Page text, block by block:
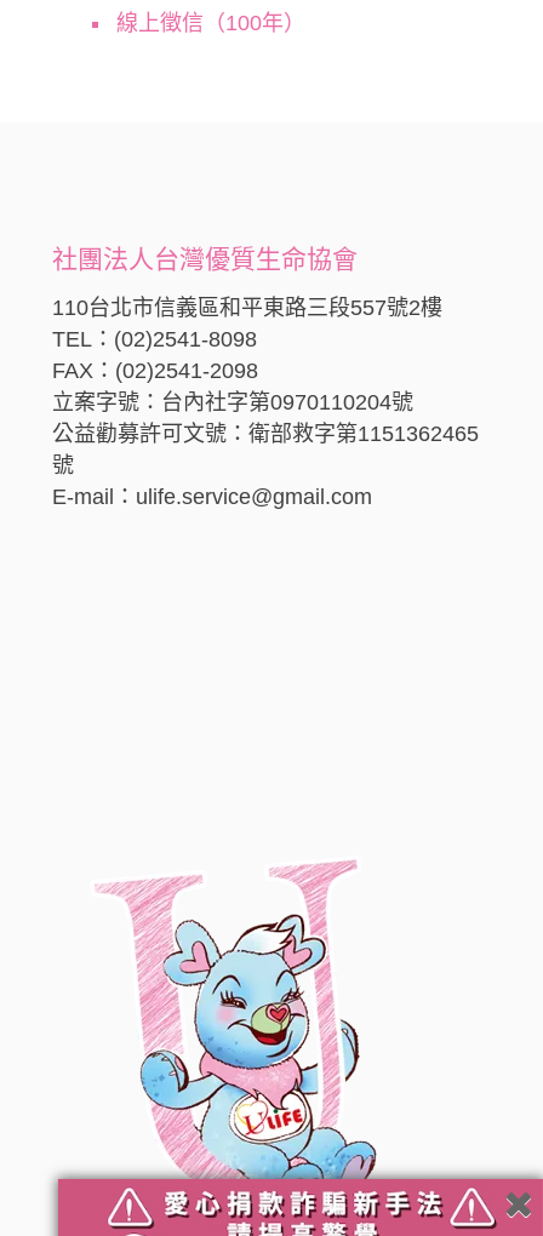
線上徵信（100年）
社團法人台灣優質生命協會
110台北市信義區和平東路三段557號2樓
TEL：(02)2541-8098
FAX：(02)2541-2098
立案字號：台內社字第0970110204號
公益勸募許可文號：衛部救字第1151362465
號
E-mail：ulife.service@gmail.com